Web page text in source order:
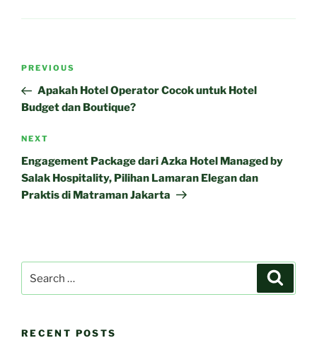
Post
Previous
Post
PREVIOUS
Apakah Hotel Operator Cocok untuk Hotel
Budget dan Boutique?
Next
Post
NEXT
Engagement Package dari Azka Hotel Managed by
Salak Hospitality, Pilihan Lamaran Elegan dan
Praktis di Matraman Jakarta
RECENT POSTS